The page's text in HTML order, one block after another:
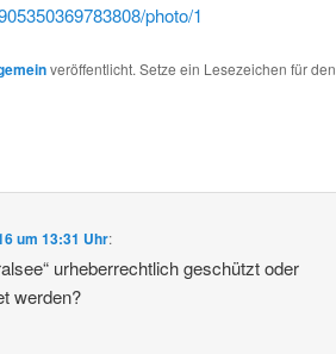
photo/1
veröffentlicht. Setze ein Lesezeichen für den
um 13:31 Uhr:
urheberrechtlich geschützt oder
werden?